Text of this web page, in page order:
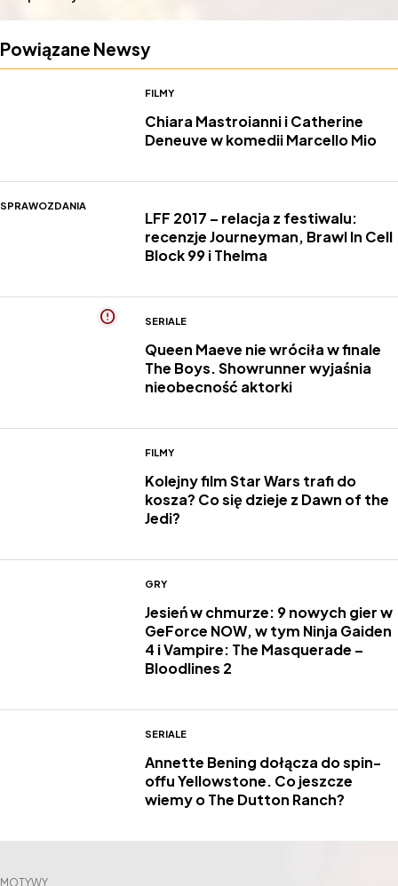
MOTYWY
Powiązane Newsy
FILMY
Chiara Mastroianni i Catherine
Deneuve w komedii Marcello Mio
SPRAWOZDANIA
LFF 2017 – relacja z festiwalu:
recenzje Journeyman, Brawl In Cell
Block 99 i Thelma
SERIALE
Queen Maeve nie wróciła w finale
The Boys. Showrunner wyjaśnia
nieobecność aktorki
FILMY
Kolejny film Star Wars trafi do
kosza? Co się dzieje z Dawn of the
Jedi?
GRY
Jesień w chmurze: 9 nowych gier w
GeForce NOW, w tym Ninja Gaiden
4 i Vampire: The Masquerade –
Bloodlines 2
SERIALE
Annette Bening dołącza do spin-
offu Yellowstone. Co jeszcze
wiemy o The Dutton Ranch?